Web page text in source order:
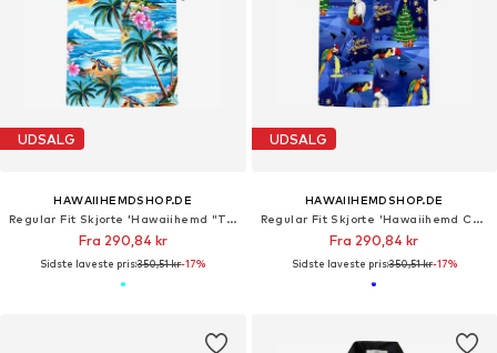
UDSALG
HAWAIIHEMDSHOP.DE
Regular Fit Skjorte 'Hawaiihemd "Turtle Island"'
Fra 290,84 kr
Sidste laveste pris:350,51 kr-17%
UDSALG
HAWAIIHEMDSHOP.DE
Regular Fit Skjorte 'Hawaiihemd Christmas Parrots'
Fra 290,84 kr
Sidste laveste pris:350,51 kr-17%